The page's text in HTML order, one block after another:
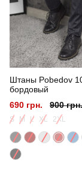
Склад тканини
Країна - виробник
Штаны Pobedov
бордовый
690 грн.
900 грн.
S M L XL 2XL